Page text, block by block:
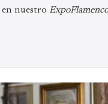
en nuestro ExpoFlamenco